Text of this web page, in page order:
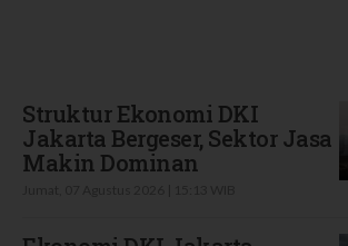
Struktur Ekonomi DKI
Jakarta Bergeser, Sektor Jasa
Makin Dominan